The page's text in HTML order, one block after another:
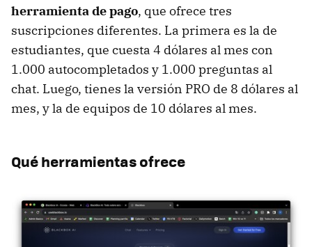
herramienta de pago, que ofrece tres
suscripciones diferentes. La primera es la de
estudiantes, que cuesta 4 dólares al mes con
1.000 autocompletados y 1.000 preguntas al
chat. Luego, tienes la versión PRO de 8 dólares al
mes, y la de equipos de 10 dólares al mes.
Qué herramientas ofrece